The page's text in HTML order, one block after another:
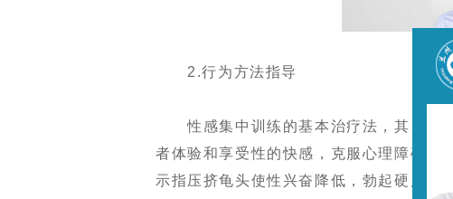
2.行为方法指导
性感集中训练的基本治疗法，其目的就
者体验和享受性的快感，克服心理障碍。
示指压挤龟头使性兴奋降低，勃起硬度也